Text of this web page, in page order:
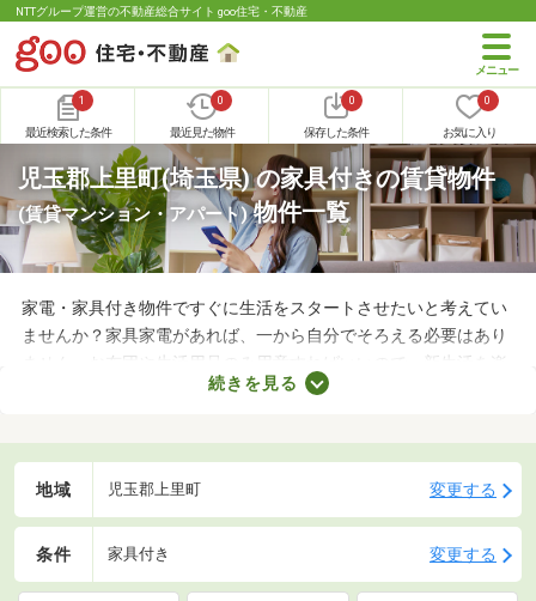
NTTグループ運営の不動産総合サイト goo住宅・不動産
1
最近検索した条件
0
最近見た物件
0
保存した条件
0
お気に入り
児玉郡上里町(埼玉県) の家具付きの賃貸物件
(賃貸マンション・アパート)物件一覧
家電・家具付き物件ですぐに生活をスタートさせたいと考えてい
ませんか？家具家電があれば、一から自分でそろえる必要はあり
ません。お布団や生活用品のみ用意すればいいので、新生活を楽
に始められます。ここでは、家電・家具付きの物件を紹介しま
見つけたら内見予約をしてみましょう。
続きを見る
地域 児玉郡上里町 変更する
条件 家具付き 変更する